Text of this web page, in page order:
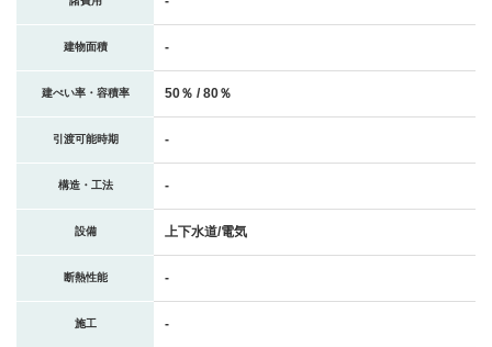
建物面積 -
建ぺい率・容積率 50％ / 80％
引渡可能時期 -
構造・工法 -
設備 上下水道/電気
断熱性能 -
施工 -